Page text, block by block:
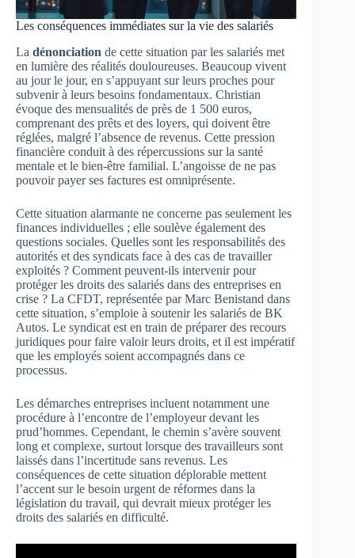
Les conséquences immédiates sur la vie des salariés
La dénonciation de cette situation par les salariés met
en lumière des réalités douloureuses. Beaucoup vivent
au jour le jour, en s’appuyant sur leurs proches pour
subvenir à leurs besoins fondamentaux. Christian
évoque des mensualités de près de 1 500 euros,
comprenant des prêts et des loyers, qui doivent être
réglées, malgré l’absence de revenus. Cette pression
financière conduit à des répercussions sur la santé
mentale et le bien-être familial. L’angoisse de ne pas
pouvoir payer ses factures est omniprésente.
Cette situation alarmante ne concerne pas seulement les
finances individuelles ; elle soulève également des
questions sociales. Quelles sont les responsabilités des
autorités et des syndicats face à des cas de travailler
exploités ? Comment peuvent-ils intervenir pour
protéger les droits des salariés dans des entreprises en
crise ? La CFDT, représentée par Marc Benistand dans
cette situation, s’emploie à soutenir les salariés de BK
Autos. Le syndicat est en train de préparer des recours
juridiques pour faire valoir leurs droits, et il est impératif
que les employés soient accompagnés dans ce
processus.
Les démarches entreprises incluent notamment une
procédure à l’encontre de l’employeur devant les
prud’hommes. Cependant, le chemin s’avère souvent
long et complexe, surtout lorsque des travailleurs sont
laissés dans l’incertitude sans revenus. Les
conséquences de cette situation déplorable mettent
l’accent sur le besoin urgent de réformes dans la
législation du travail, qui devrait mieux protéger les
droits des salariés en difficulté.